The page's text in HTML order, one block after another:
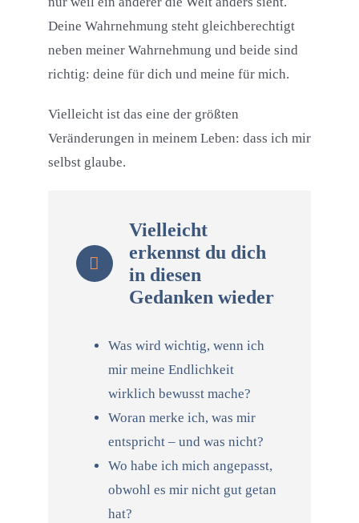
Deine Wahrnehmung steht gleichberechtigt
neben meiner Wahrnehmung und beide sind
richtig: deine für dich und meine für mich.
Vielleicht ist das eine der größten
Veränderungen in meinem Leben: dass ich mir
selbst glaube.
Vielleicht
erkennst du dich
in diesen
Gedanken wieder
Was wird wichtig, wenn ich
mir meine Endlichkeit
wirklich bewusst mache?
Woran merke ich, was mir
entspricht – und was nicht?
Wo habe ich mich angepasst,
obwohl es mir nicht gut getan
hat?